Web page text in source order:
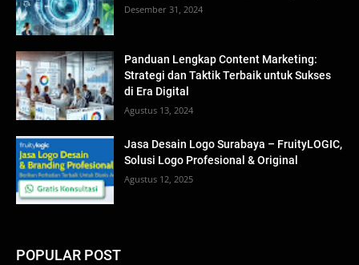
Desember 31, 2024
Panduan Lengkap Content Marketing:
Strategi dan Taktik Terbaik untuk Sukses
di Era Digital
Agustus 13, 2024
Jasa Desain Logo Surabaya – FruityLOGIC,
Solusi Logo Profesional & Original
Agustus 12, 2025
POPULAR POST